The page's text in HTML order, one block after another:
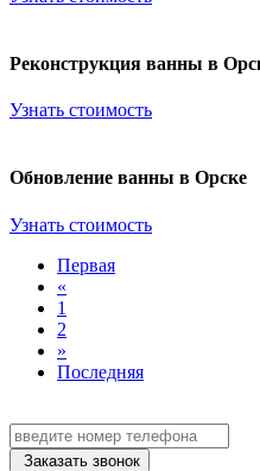
Реконструкция ванны в
Узнать стоимость
Обновление ванны в Орске
Узнать стоимость
Первая
«
1
2
»
Последняя
Заказать звонок